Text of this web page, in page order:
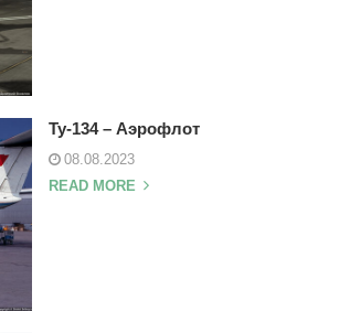
Ту-134 – Аэрофлот
08.08.2023
READ MORE